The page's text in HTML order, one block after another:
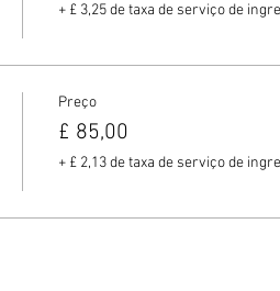
+ £ 3,25 de taxa de serviço de
Preço
£ 85,00
+ £ 2,13 de taxa de serviço de